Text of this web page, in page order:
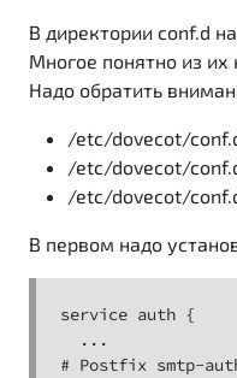
В директории conf.d
Многое понятно из их
Надо обратить
/etc/dovecot/
/etc/dovecot/
/etc/dovecot/
В первом надо
service auth {
# Postfix smtp-